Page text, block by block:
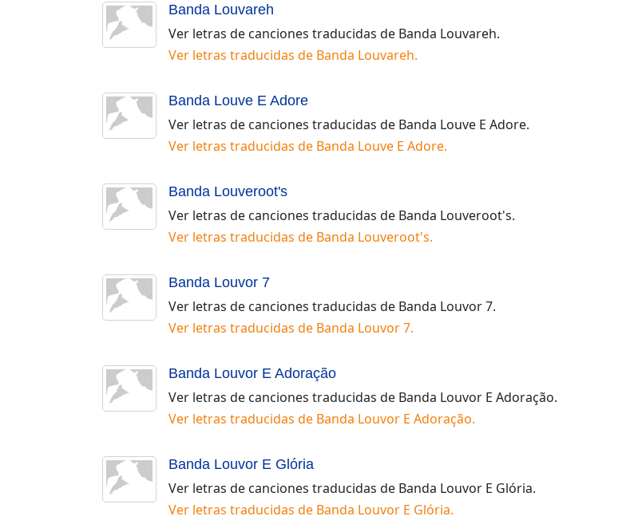
Banda Louvareh
Ver letras de canciones traducidas de Banda Louvareh.
Ver letras traducidas de Banda Louvareh.
Banda Louve E Adore
Ver letras de canciones traducidas de Banda Louve E Adore.
Ver letras traducidas de Banda Louve E Adore.
Banda Louveroot's
Ver letras de canciones traducidas de Banda Louveroot's.
Ver letras traducidas de Banda Louveroot's.
Banda Louvor 7
Ver letras de canciones traducidas de Banda Louvor 7.
Ver letras traducidas de Banda Louvor 7.
Banda Louvor E Adoração
Ver letras de canciones traducidas de Banda Louvor E Adoração.
Ver letras traducidas de Banda Louvor E Adoração.
Banda Louvor E Glória
Ver letras de canciones traducidas de Banda Louvor E Glória.
Ver letras traducidas de Banda Louvor E Glória.